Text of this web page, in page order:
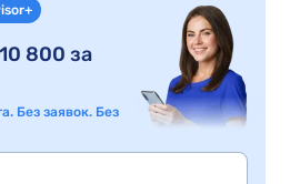
800 за
Без заявок. Без